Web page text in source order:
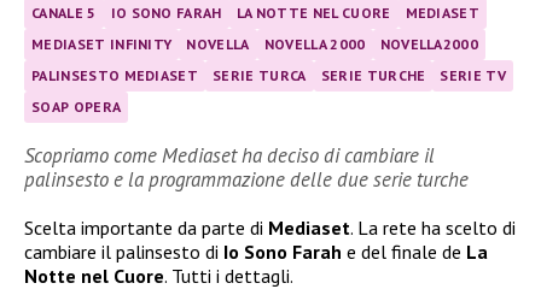
CANALE 5 IO SONO FARAH LA NOTTE NEL CUORE
MEDIASET
MEDIASET INFINITY
NOVELLA NOVELLA 2000
NOVELLA2000
PALINSESTO MEDIASET
SERIE TURCA SERIE TURCHE
SERIE TV
SOAP OPERA
Scopriamo come Mediaset ha deciso di cambiare il
palinsesto e la programmazione delle due serie turche
Scelta importante da parte di Mediaset. La rete ha scelto di
cambiare il palinsesto di Io Sono Farah e del finale de La
Notte nel Cuore. Tutti i dettagli.